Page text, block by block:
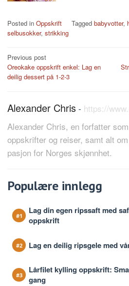
Posted in Oppskrift Tagged babyvotter,
selbusokker, strikking
Post
navigation
Previous post
Oreokake oppskrift enkel: Lag en
deilig dessert på 1-2-3
Alexander Chris - https://
Alexander Chris, en forfatter
oppskrifter og reiser, samt alt
pasjon for Norges skjønnhet.
Populære innlegg
Lag din egen ripssaft med
oppskrift
Lag en deilig ripsgele med
Lårfilet kylling oppskrift:
gang